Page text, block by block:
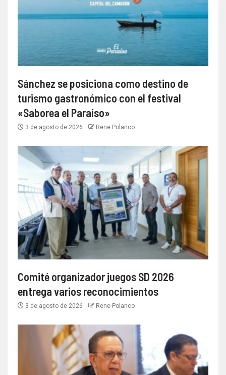
Sánchez se posiciona como destino de
turismo gastronómico con el festival
«Saborea el Paraíso»
3 de agosto de 2026 Rene Polanco
Comité organizador juegos SD 2026
entrega varios reconocimientos
3 de agosto de 2026 Rene Polanco